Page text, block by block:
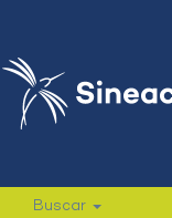
Buscar